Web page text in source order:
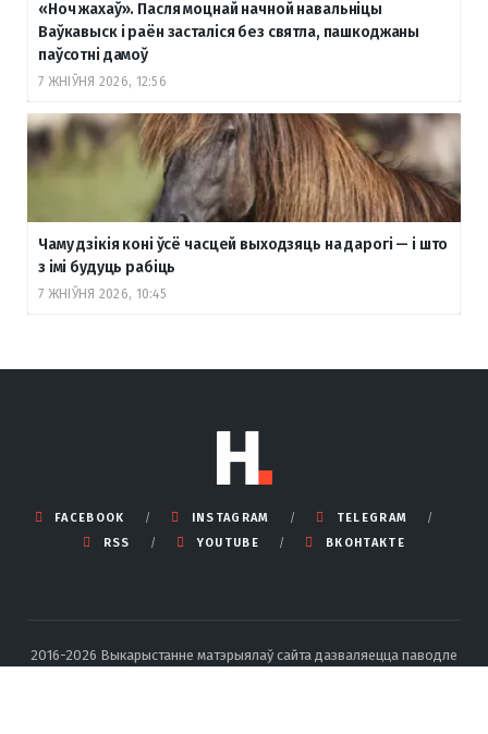
«Ноч жахаў». Пасля моцнай начной навальніцы
Ваўкавыск і раён засталіся без святла, пашкоджаны
паўсотні дамоў
7 ЖНІЎНЯ 2026, 12:56
Чаму дзікія коні ўсё часцей выходзяць на дарогі — і што
з імі будуць рабіць
7 ЖНІЎНЯ 2026, 10:45
FACEBOOK INSTAGRAM
TELEGRAM
RSS
YOUTUBE ВКОНТАКТЕ
2016-2026 Выкарыстанне матэрыялаў сайта дазваляецца паводле